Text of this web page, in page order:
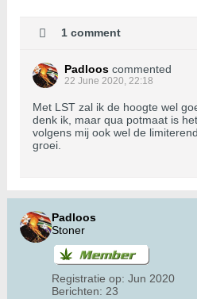
1 comment
Padloos commented
22 June 2020, 22:18
Met LST zal ik de hoogte wel
denk ik, maar qua potmaat is
volgens mij ook wel de
groei.
Padloos
Stoner
Registratie op: Jun 2020
Berichten: 23